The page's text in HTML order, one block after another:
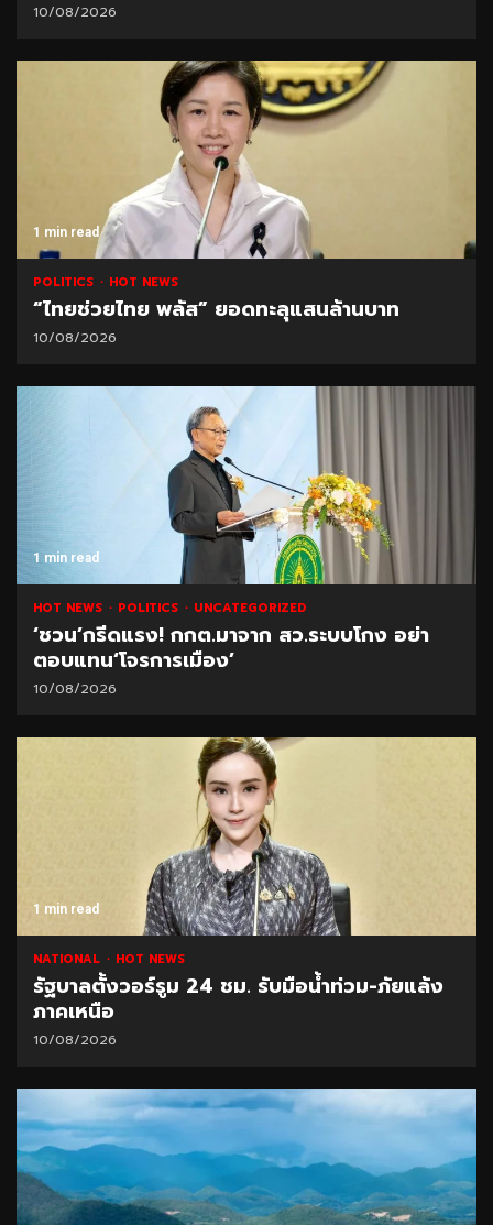
10/08/2026
1 min read
POLITICS HOT NEWS
“ไทยช่วยไทย พลัส” ยอดทะลุแสนล้านบาท
10/08/2026
1 min read
HOT NEWS POLITICS UNCATEGORIZED
‘ชวน’กรีดแรง! กกต.มาจาก สว.ระบบโกง อย่า
ตอบแทน‘โจรการเมือง’
10/08/2026
1 min read
NATIONAL HOT NEWS
รัฐบาลตั้งวอร์รูม 24 ชม. รับมือน้ำท่วม-ภัยแล้ง
ภาคเหนือ
10/08/2026